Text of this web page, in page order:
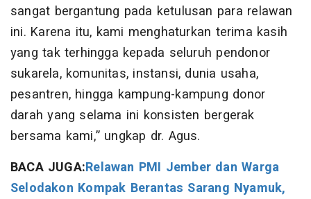
sangat bergantung pada ketulusan para relawan
ini. Karena itu, kami menghaturkan terima kasih
yang tak terhingga kepada seluruh pendonor
sukarela, komunitas, instansi, dunia usaha,
pesantren, hingga kampung-kampung donor
darah yang selama ini konsisten bergerak
bersama kami,” ungkap dr. Agus.
BACA JUGA:Relawan PMI Jember dan Warga
Selodakon Kompak Berantas Sarang Nyamuk,